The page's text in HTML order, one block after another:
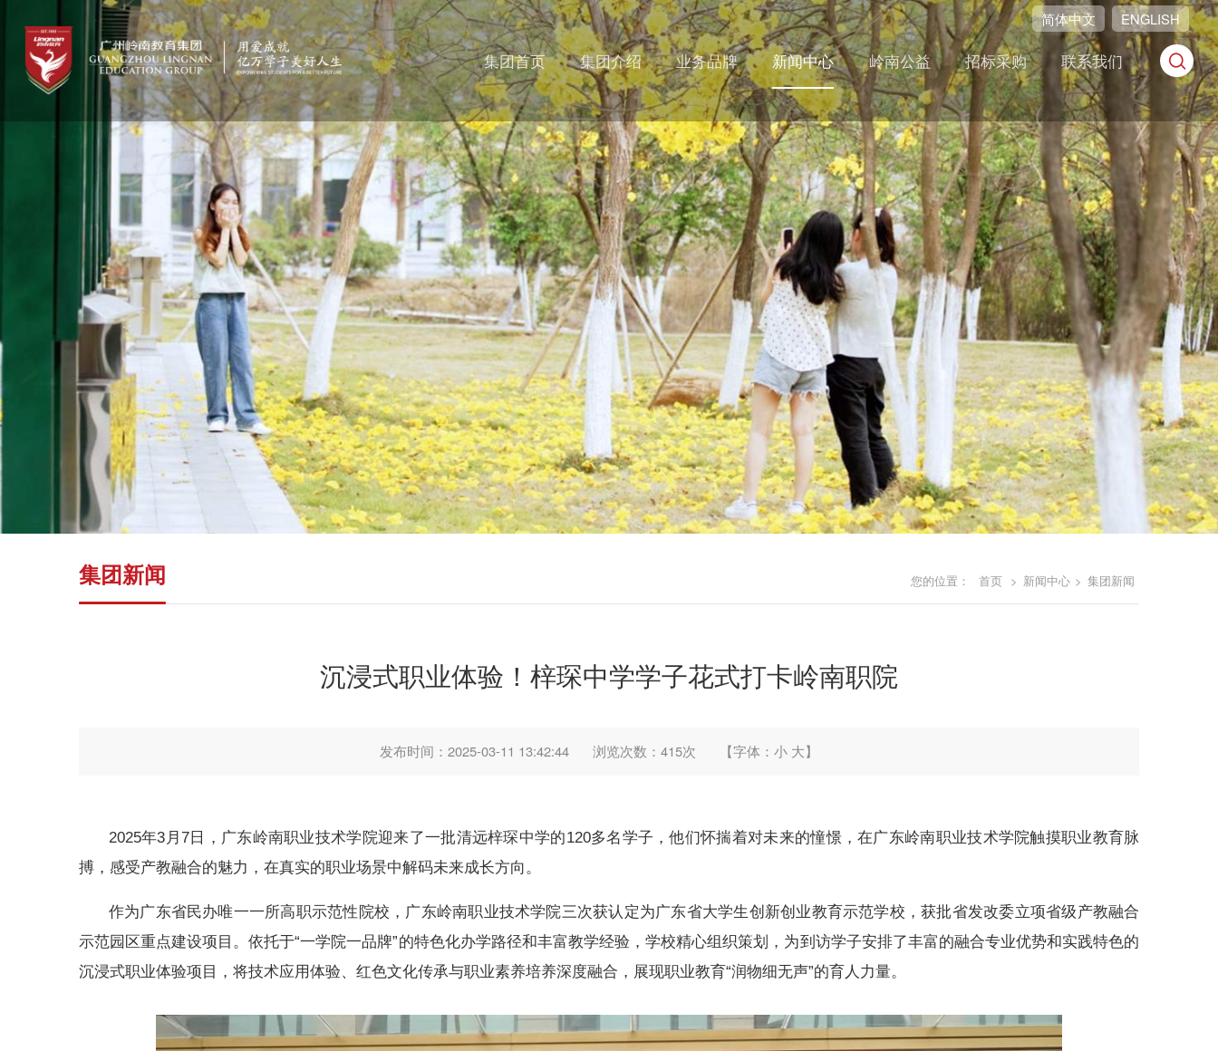
简体中文 ENGLISH
集团首页 集团介绍 业务品牌 新闻中心 岭南公益 招标采购 联系我们
您的位置： 首页 > 新闻中心 > 集团新闻
集团新闻
沉浸式职业体验！梓琛中学学子花式打卡岭南职院
发布时间：2025-03-11 13:42:44 浏览次数： 415次 【字体：小 大】
2025年3月7日，广东岭南职业技术学院迎来了一批清远梓琛中学的120多名学子，他们怀揣着对未来的憧憬，在广东岭南职业技术学院触摸职业教育脉
搏，感受产教融合的魅力，在真实的职业场景中解码未来成长方向。
作为广东省民办唯一一所高职示范性院校，广东岭南职业技术学院三次获认定为广东省大学生创新创业教育示范学校，获批省发改委立项省级产教融合
示范园区重点建设项目。依托于“一学院一品牌”的特色化办学路径和丰富教学经验，学校精心组织策划，为到访学子安排了丰富的融合专业优势和实践特色的
沉浸式职业体验项目，将技术应用体验、红色文化传承与职业素养培养深度融合，展现职业教育“润物细无声”的育人力量。